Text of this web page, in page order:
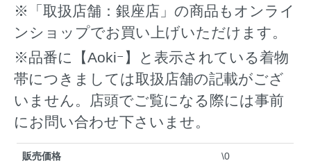
※「取扱店舗：銀座店」の商品もオンライ
ンショップでお買い上げいただけます。
※品番に【Aokiｰ】と表示されている着物
帯につきましては取扱店舗の記載がござ
いません。店頭でご覧になる際には事前
にお問い合わせ下さいませ。
販売価格 \0